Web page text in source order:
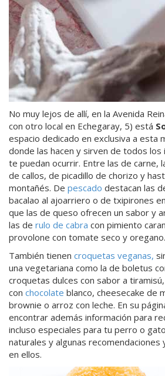
No muy lejos de allí, en la Avenida
con otro local en Echegaray, 5) está
espacio dedicado en exclusiva a esta
donde las hacen y sirven de todos
te puedan ocurrir. Entre las de carne,
de callos, de picadillo de chorizo y
montañés. De pescado destacan las
bacalao al ajoarriero o de txipirones
que las de queso ofrecen un sabor y
las de rulo de cabra con pimiento
provolone con tomate seco y oregano.
También tienen croquetas veganas,
una vegetariana como la de boletus
croquetas dulces con sabor a
con chocolate blanco, cheesecake de
brownie o arroz con leche. En su
encontrar además información para
incluso especiales para tu perro o
naturales y algunas recomendaciones
en ellos.